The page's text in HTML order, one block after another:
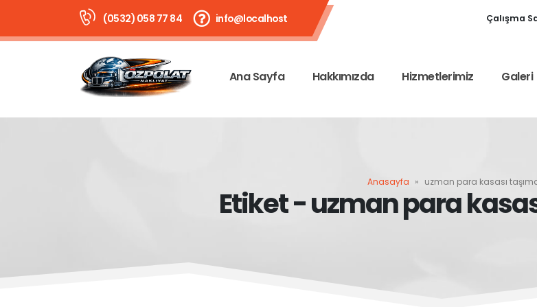
(0532) 058 77 84 info@localhost Çalışma
Ana Sayfa Hakkımızda Hizmetlerimiz Galeri
Anasayfa » uzman para kasası
Etiket - uzman para